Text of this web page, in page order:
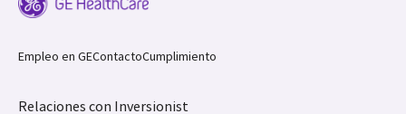
Empleo en GEContactoCumplimiento
Relaciones con Inversionist